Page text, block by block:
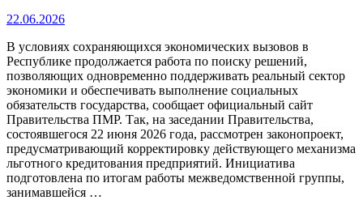
22.06.2026
В условиях сохраняющихся экономических вызовов в
Республике продолжается работа по поиску решений,
позволяющих одновременно поддерживать реальный сектор
экономики и обеспечивать выполнение социальных
обязательств государства, сообщает официальный сайт
Правительства ПМР. Так, на заседании Правительства,
состоявшегося 22 июня 2026 года, рассмотрен законопроект,
предусматривающий корректировку действующего механизма
льготного кредитования предприятий. Инициатива
подготовлена по итогам работы межведомственной группы,
занимавшейся …